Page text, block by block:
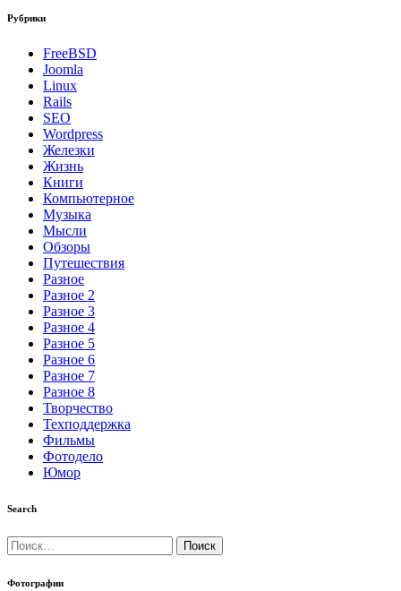
Рубрики
FreeBSD
Joomla
Linux
Rails
SEO
Wordpress
Железки
Жизнь
Книги
Компьютерное
Музыка
Мысли
Обзоры
Путешествия
Разное
Разное 2
Разное 3
Разное 4
Разное 5
Разное 6
Разное 7
Разное 8
Творчество
Техподдержка
Фильмы
Фотодело
Юмор
Search
Найти:
Фотографии